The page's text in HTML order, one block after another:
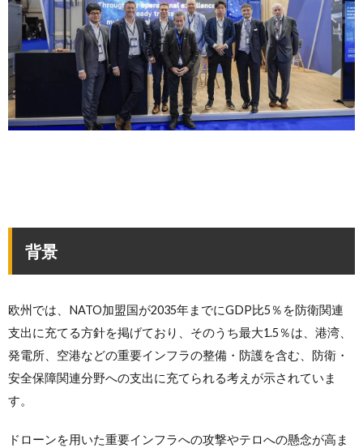
背景
欧州では、NATO加盟国が2035年までにGDP比5％を防衛関連
支出に充てる方針を掲げており、そのうち最大1.5％は、港湾、
発電所、空港などの重要インフラの整備・防護を含む、防衛・
安全保障関連分野への支出に充てられる考えが示されていま
す。
ドローンを用いた重要インフラへの攻撃やテロへの懸念が高ま